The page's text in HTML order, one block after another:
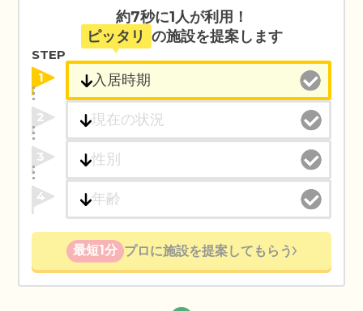
約7秒に1人が利用！
ピッタリ の施設を提案します
STEP
1
2
3
4
最短1分 プロに施設を提案してもらう